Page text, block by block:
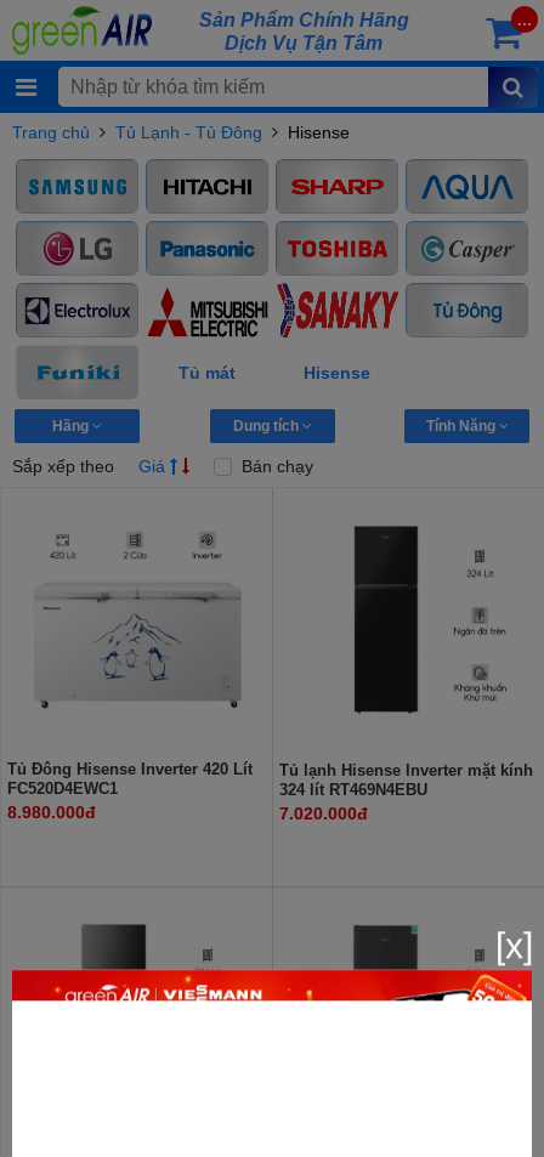
Sản Phẩm Chính Hãng
Dịch Vụ Tận Tâm
...
Trang chủ Tủ Lạnh - Tủ Đông Hisense
Tủ mát Hisense
Hãng Dung tích Tính Năng
Sắp xếp theo Giá Bán chạy
Tủ Đông Hisense Inverter 420 Lít
FC520D4EWC1
8.980.000đ
Tủ lạnh Hisense Inverter mặt kính
324 lít RT469N4EBU
7.020.000đ
[x]